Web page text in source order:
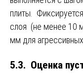
плиты.
слоя (не менее 10
мм для
5.3. Оценка